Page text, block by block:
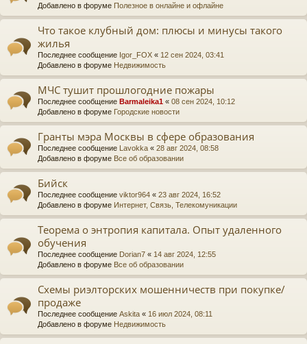
Добавлено в форуме Полезное в онлайне и офлайне
Что такое клубный дом: плюсы и минусы такого
жилья
Последнее сообщение Igor_FOX « 12 сен 2024, 03:41
Добавлено в форуме Недвижимость
МЧС тушит прошлогодние пожары
Последнее сообщение Barmaleika1 « 08 сен 2024, 10:12
Добавлено в форуме Городские новости
Гранты мэра Москвы в сфере образования
Последнее сообщение Lavokka « 28 авг 2024, 08:58
Добавлено в форуме Все об образовании
Бийск
Последнее сообщение viktor964 « 23 авг 2024, 16:52
Добавлено в форуме Интернет, Связь, Телекомуникации
Теорема о энтропия капитала. Опыт удаленного
обучения
Последнее сообщение Dorian7 « 14 авг 2024, 12:55
Добавлено в форуме Все об образовании
Схемы риэлторских мошенничеств при покупке/
продаже
Последнее сообщение Askita « 16 июл 2024, 08:11
Добавлено в форуме Недвижимость